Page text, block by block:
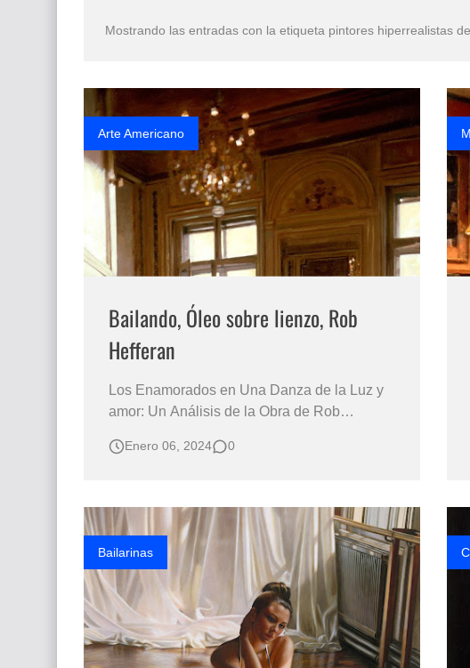
Rostros Bellos, La Perfección del Dibujo A Lápiz, Biryulina
Fotos Artísticas de las Actrices de Hollywood Más Bellas
Que significan los cuadros de negras africanas?
El mundo del arte en pintura surrealista
Mostrando las entradas con la etiqueta pintores hiperrealistas
Arte Americano
Bailando, Óleo sobre lienzo, Rob
Hefferan
Los Enamorados en Una Danza de la Luz y
amor: Un Análisis de la Obra de Rob
Feminidad en la Pintura de Rob Hefferan
exquisita feminidad en sus obras, nos
presenta una vez…
Enero 06, 2024 0
Bailarinas